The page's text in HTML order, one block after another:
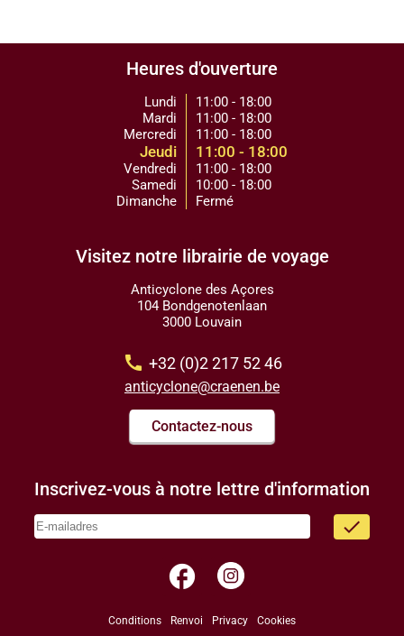
Heures d'ouverture
Lundi
Mardi
Mercredi
Jeudi
Vendredi
Samedi
Dimanche
11:00 - 18:00
11:00 - 18:00
11:00 - 18:00
11:00 - 18:00
11:00 - 18:00
10:00 - 18:00
Fermé
Visitez notre librairie de voyage
Anticyclone des Açores
104 Bondgenotenlaan
3000 Louvain
call +32 (0)2 217 52 46
anticyclone@craenen.be
Contactez-nous
Inscrivez-vous à notre lettre d'information
done
facebook
Conditions Renvoi Privacy Cookies